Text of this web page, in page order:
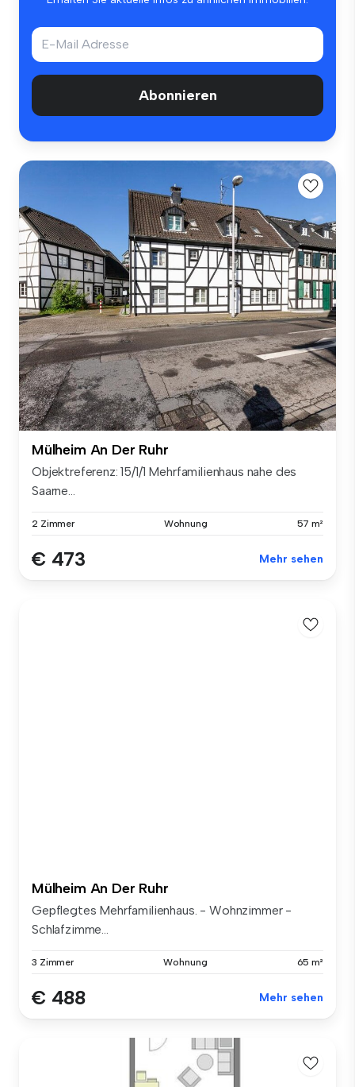
Abonnieren
Mülheim An Der Ruhr
Objektreferenz: 15/1/1 Mehrfamilienhaus nahe des
Saarne...
2 Zimmer Wohnung 57 m²
€ 473 Mehr sehen
Mülheim An Der Ruhr
Gepflegtes Mehrfamilienhaus. - Wohnzimmer -
Schlafzimme...
3 Zimmer Wohnung 65 m²
€ 488 Mehr sehen